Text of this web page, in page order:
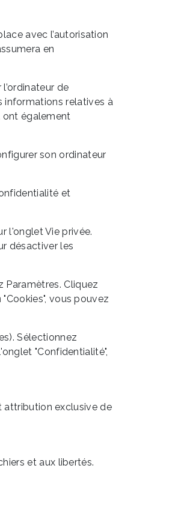
avec l’autorisation
en
de
informations relatives à
ont également
son ordinateur
et
l'onglet Vie privée.
désactiver les
Paramètres. Cliquez
vous pouvez
Sélectionnez
"Confidentialité",
attribution exclusive de
et aux libertés.